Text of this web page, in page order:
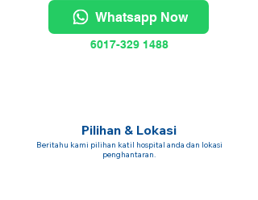
Whatsapp Now
6017-329 1488
Pilihan & Lokasi
Beritahu kami pilihan katil hospital anda dan lokasi
penghantaran.